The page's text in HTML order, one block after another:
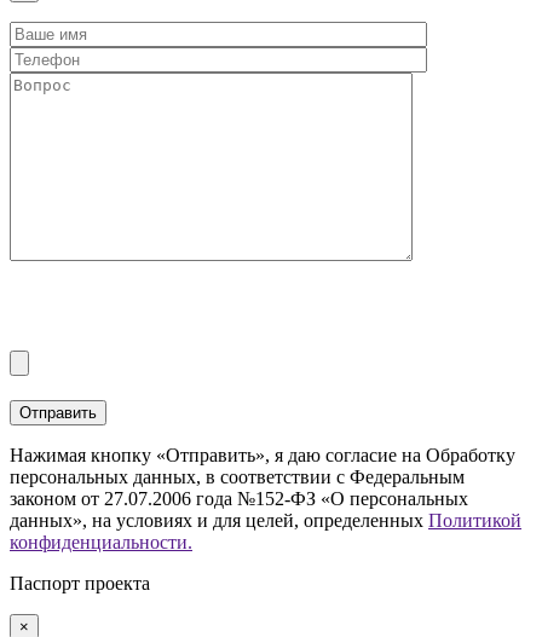
Нажимая кнопку «Отправить», я даю согласие на Обработку
персональных данных, в соответствии с Федеральным
законом от 27.07.2006 года №152-ФЗ «О персональных
данных», на условиях и для целей, определенных Политикой
конфиденциальности.
Паспорт проекта
×